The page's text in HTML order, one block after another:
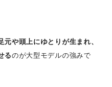
元や頭上にゆとりが生まれ、
るのが大型モデルの強みで